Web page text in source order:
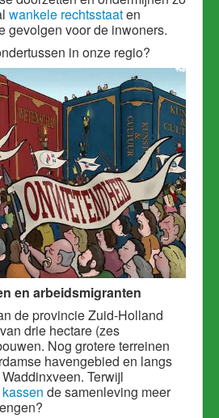
wankele rechtsstaaten
gevolgen voor de inwoners.
in onze regio?
en arbeidsmigranten
de provincie Zuid-Holland
drie hectare (zes
Nog grotere terreinen
havengebied en langs
Terwijl
de samenleving meer